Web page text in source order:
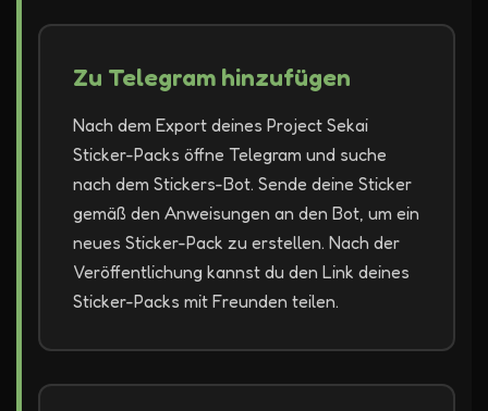
Zu Telegram hinzufügen
Nach dem Export deines Project Sekai
Sticker-Packs öffne Telegram und suche
nach dem Stickers-Bot. Sende deine Sticker
gemäß den Anweisungen an den Bot, um ein
neues Sticker-Pack zu erstellen. Nach der
Veröffentlichung kannst du den Link deines
Sticker-Packs mit Freunden teilen.